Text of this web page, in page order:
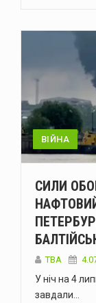
ВІЙНА
СИЛИ
ТВА
У ніч на 4
завдали…